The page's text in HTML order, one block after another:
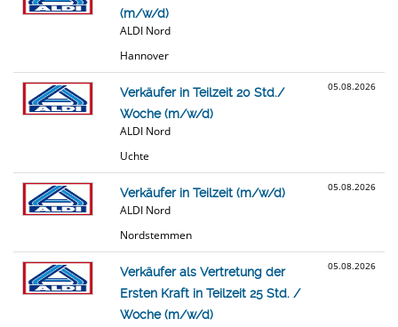
(m/w/d)
ALDI Nord
Hannover
05.08.2026
Verkäufer in Teilzeit 20 Std./
Woche (m/w/d)
ALDI Nord
Uchte
05.08.2026
Verkäufer in Teilzeit (m/w/d)
ALDI Nord
Nordstemmen
05.08.2026
Verkäufer als Vertretung der
Ersten Kraft in Teilzeit 25 Std. /
Woche (m/w/d)